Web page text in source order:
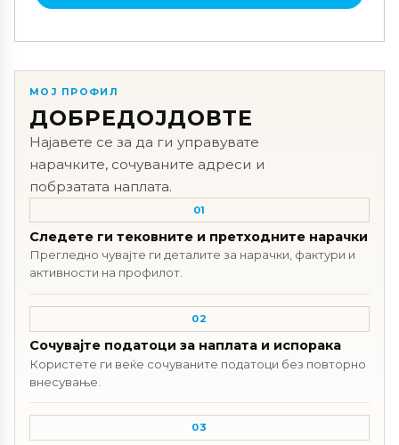
МОЈ ПРОФИЛ
ДОБРЕДОЈДОВТЕ
Најавете се за да ги управувате
нарачките, сочуваните адреси и
побрзатата наплата.
01
Следете ги тековните и претходните нарачки
Прегледно чувајте ги деталите за нарачки, фактури и
активности на профилот.
02
Сочувајте податоци за наплата и испорака
Користете ги веќе сочуваните податоци без повторно
внесување.
03